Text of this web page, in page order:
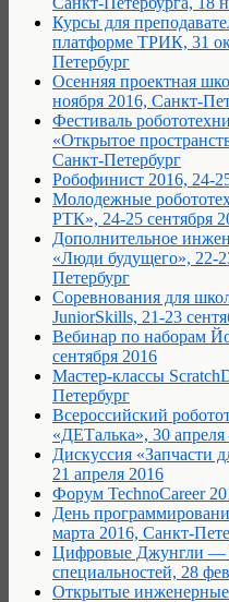
Курсы для
платформе ТРИК, 31
Петербург
Осенняя проектная
ноября 2016, Санкт-
Фестиваль
«Открытое
Санкт-Петербург
Робофинист 2016, 24-
Молодежные
РТК», 24-25 сентября
Дополнительное
«Люди будущего», 22-
Петербург
Соревнования для
JuniorSkills, 21-23
Вебинар по наборам
сентября 2016
Мастер-классы
Петербург
Всероссийский
«ДЕТалька», 30
Дискуссия «Запчасти
21 апреля 2016
Форум TechnoCareer
День
марта 2016, Санкт-
Цифровые Джунгли —
специальностей, 28
Открытые